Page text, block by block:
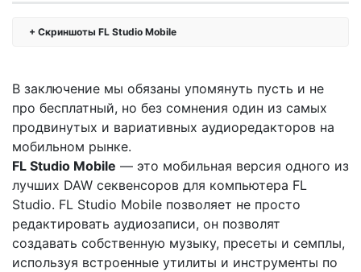
Скриншоты FL Studio Mobile
В заключение мы обязаны упомянуть пусть и не
про бесплатный, но без сомнения один из самых
продвинутых и вариативных аудиоредакторов на
мобильном рынке.
FL Studio Mobile — это мобильная версия одного из
лучших DAW секвенсоров для компьютера FL
Studio. FL Studio Mobile позволяет не просто
редактировать аудиозаписи, он позволят
создавать собственную музыку, пресеты и семплы,
используя встроенные утилиты и инструменты по